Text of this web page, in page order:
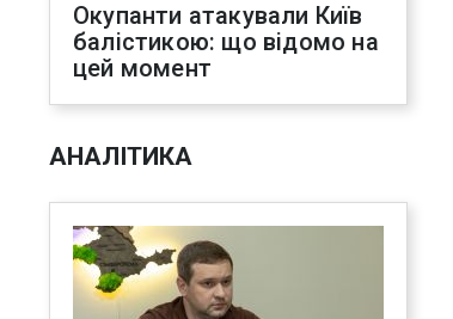
Окупанти атакували Київ
балістикою: що відомо на
цей момент
АНАЛІТИКА